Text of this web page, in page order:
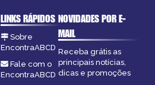
LINKS RÁPIDOS
Sobre
EncontraABCD
Fale com o
EncontraABCD
NOVIDADES POR E-
MAIL
Receba grátis as
principais notícias,
dicas e promoções